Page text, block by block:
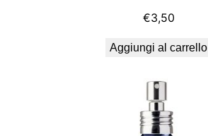
€3,50
Aggiungi al carrello